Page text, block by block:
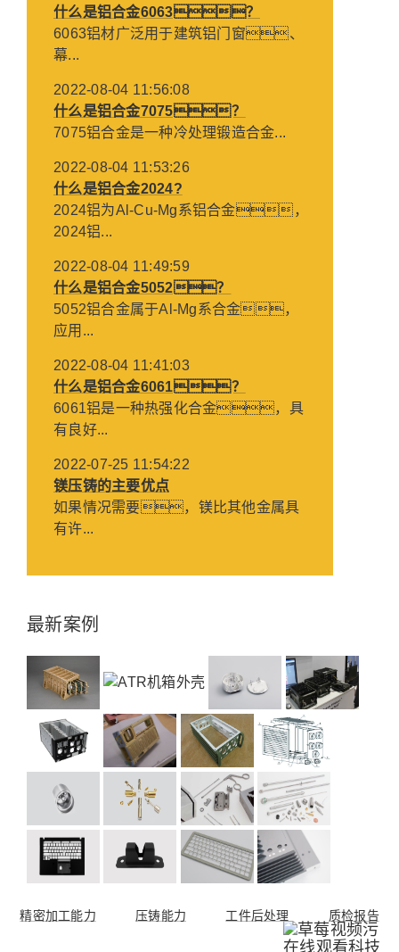
什么是铝合金6063？
6063铝材广泛用于建筑铝门窗、
幕...
2022-08-04 11:56:08
什么是铝合金7075？
7075铝合金是一种冷处理锻造合金...
2022-08-04 11:53:26
什么是铝合金2024?
2024铝为Al-Cu-Mg系铝合金，
2024铝...
2022-08-04 11:49:59
什么是铝合金5052？
5052铝合金属于Al-Mg系合金，
应用...
2022-08-04 11:41:03
什么是铝合金6061？
6061铝是一种热强化合金，具
有良好...
2022-07-25 11:54:22
镁压铸的主要优点
如果情况需要，镁比其他金属具
有许...
最新案例
精密加工能力 压铸能力 工件后处理 质检报告